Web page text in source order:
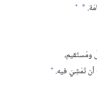
*
+
ومُستَقيم،‏
أن تَمْشِيَ فيه.‏ +